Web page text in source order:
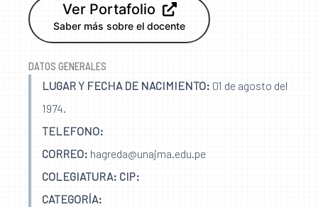
Ver Portafolio
Saber más sobre el docente
DATOS GENERALES
LUGAR Y FECHA DE NACIMIENTO: 01 de agosto del
1974.
TELEFONO:
CORREO: hagreda@unajma.edu.pe
COLEGIATURA: CIP:
CATEGORÍA: